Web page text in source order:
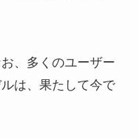
、多くのユーザー
は、果たして今で